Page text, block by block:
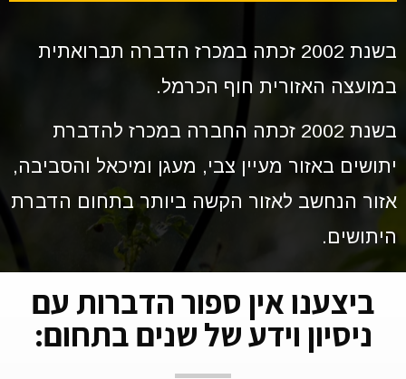
בשנת 2002 זכתה במכרז הדברה תברואתית
במועצה האזורית חוף הכרמל.
בשנת 2002 זכתה החברה במכרז להדברת
יתושים באזור מעיין צבי, מעגן ומיכאל והסביבה,
אזור הנחשב לאזור הקשה ביותר בתחום הדברת
היתושים.
ביצענו אין ספור הדברות עם
ניסיון וידע של שנים בתחום: